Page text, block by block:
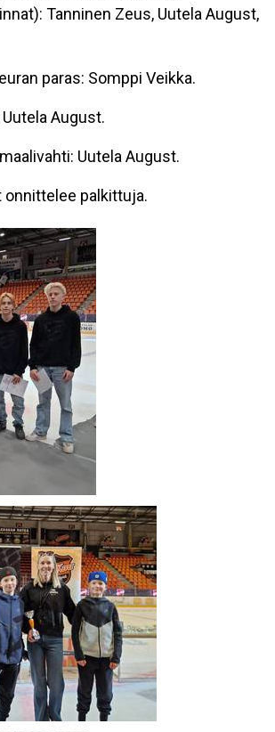
Tanninen Zeus, Uutela August,
paras: Somppi Veikka.
August.
Uutela August.
onnittelee palkittuja.